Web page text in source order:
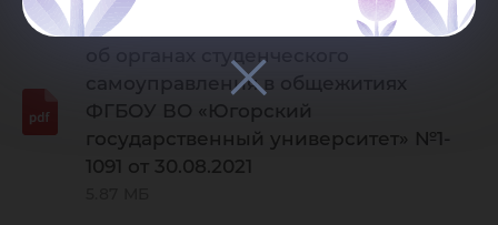
О введении в действие Положения
об органах студенческого
самоуправления в общежитиях
ФГБОУ ВО «Югорский
государственный университет» №1-
1091 от 30.08.2021